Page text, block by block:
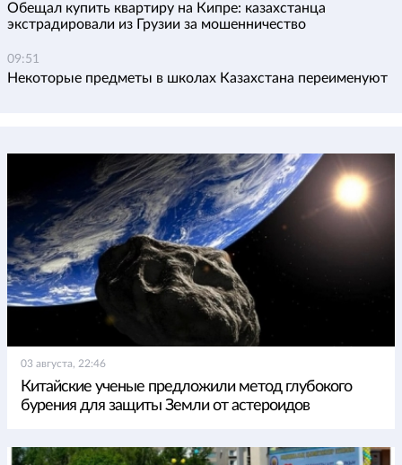
Обещал купить квартиру на Кипре: казахстанца
экстрадировали из Грузии за мошенничество
09:51
Некоторые предметы в школах Казахстана переименуют
03 августа, 22:46
Китайские ученые предложили метод глубокого
бурения для защиты Земли от астероидов